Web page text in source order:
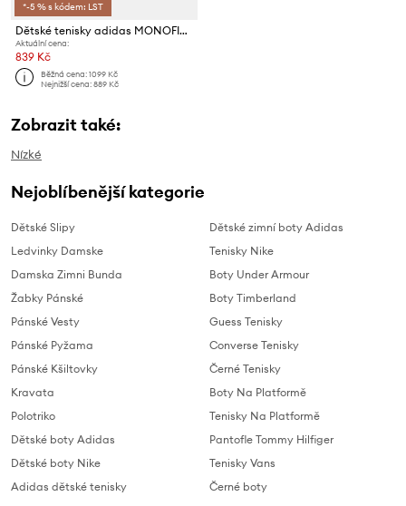
*-5 % s kódem: LST
Dětské tenisky adidas MONOFIT SPIDER-MAN
Aktuální cena:
839 Kč
Běžná cena:1099 Kč
Nejnižší cena:889 Kč
Zobrazit také:
Nízké
Nejoblíbenější kategorie
Dětské Slipy
Ledvinky Damske
Damska Zimni Bunda
Žabky Pánské
Pánské Vesty
Pánské Pyžama
Pánské Kšiltovky
Kravata
Polotriko
Dětské boty Adidas
Dětské boty Nike
Adidas dětské tenisky
Dětské zimní boty Adidas
Tenisky Nike
Boty Under Armour
Boty Timberland
Guess Tenisky
Converse Tenisky
Černé Tenisky
Boty Na Platformě
Tenisky Na Platformě
Pantofle Tommy Hilfiger
Tenisky Vans
Černé boty